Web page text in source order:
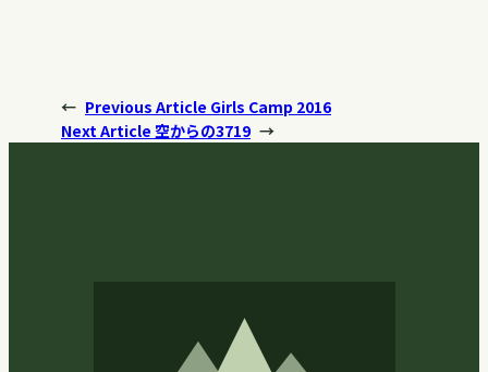
← Previous Article Girls Camp 2016
Next Article 空からの3719 →